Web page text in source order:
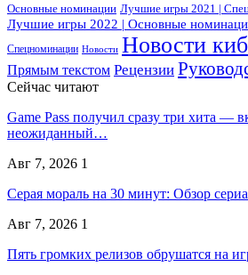
Основные номинации Лучшие игры 2021 |
Лучшие игры 2022 | Основные
Спецноминации Новости Новости
Прямым текстом Рецензии
Сейчас читают
Game Pass получил сразу три хита —
неожиданный…
Авг 7, 2026 1
Серая мораль на 30 минут: Обзор
Авг 7, 2026 1
Пять громких релизов обрушатся на